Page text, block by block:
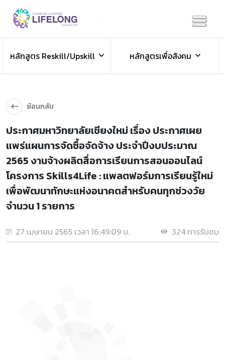
ข่าวประชาสัมพันธ์
ข่าวสารองค์กร ข่าวสารกิจกรรม
หลักสูตร Reskill/Upskill
หลักสูตรเพื่อสังคม
ย้อนกลับ
ประกาศมหาวิทยาลัยเชียงใหม่ เรื่อง ประกาศเผย
แพร่แผนการจัดซื้อจัดจ้าง ประจำปีงบประมาณ
2565 งานจ้างผลิตสื่อการเรียนการสอนออนไลน์
โครงการ Skills4Life : แพลตฟอร์มการเรียนรู้ใหม่
เพื่อพัฒนาทักษะแห่งอนาคตสำหรับคนทุกช่วงวัย
จำนวน 1 รายการ
27 เมษายน 2565 เวลา 16:49:09 น. 324 การรับชม